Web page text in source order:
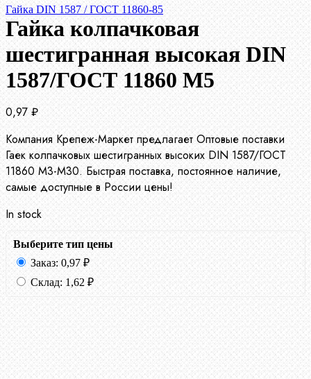
Гайка DIN 1587 / ГОСТ 11860-85
Гайка колпачковая
шестигранная высокая DIN
1587/ГОСТ 11860 М5
0,97 ₽
Компания Крепеж-Маркет предлагает Оптовые поставки
Гаек колпачковых шестигранных высоких DIN 1587/ГОСТ
11860 М3-М30. Быстрая поставка, постоянное наличие,
самые доступные в России цены!
In stock
Выберите тип цены
Заказ: 0,97 ₽
Склад: 1,62 ₽